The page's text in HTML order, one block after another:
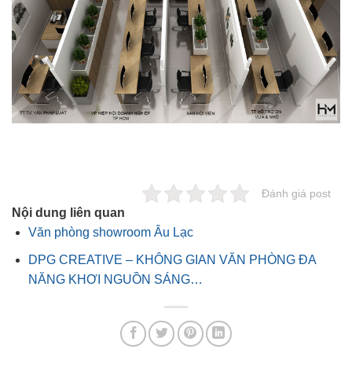
Đánh giá post
Nội dung liên quan
Văn phòng showroom Âu Lạc
DPG CREATIVE – KHÔNG GIAN VĂN PHÒNG ĐA
NĂNG KHƠI NGUỒN SÁNG…